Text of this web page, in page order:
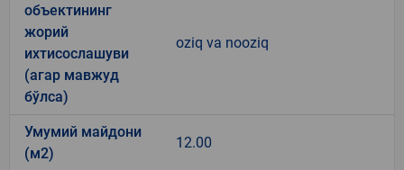
объектининг
жорий
ихтисослашуви
(агар мавжуд
бўлса)
oziq va nooziq
Умумий майдони
(м2)
12.00